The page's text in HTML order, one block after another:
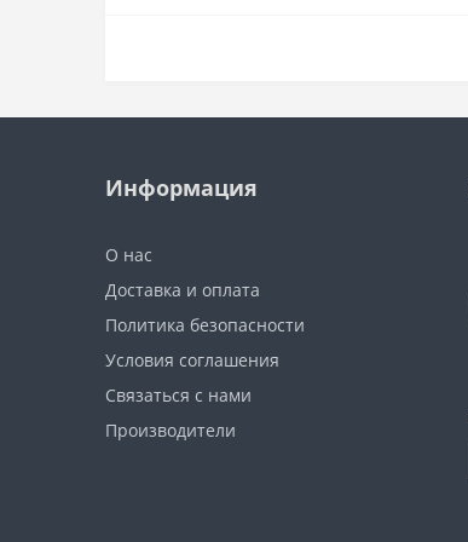
Информация
О нас
Доставка и оплата
Политика безопасности
Условия соглашения
Связаться с нами
Производители